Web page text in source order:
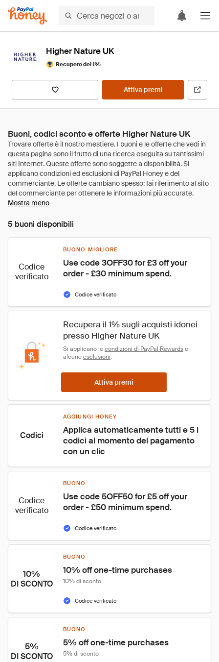
Higher Nature UK
Recupero del 1%
Attiva premi
Buoni, codici sconto e offerte Higher Nature UK
Mostra meno
5 buoni disponibili
Codice
verificato
BUONO MIGLIORE
Use code 3OFF30 for £3 off your
order - £30 minimum spend.
Codice verificato
Recupera il 1% sugli acquisti idonei
presso Higher Nature UK
Si applicano le condizioni di PayPal Rewards e
alcune esclusioni.
Attiva premi
Codici
AGGIUNGI HONEY
Applica automaticamente tutti e 5 i
codici al momento del pagamento
con un clic
Codice
verificato
BUONO
Use code 5OFF50 for £5 off your
order - £50 minimum spend.
Codice verificato
10%
DI SCONTO
BUONO
10% off one-time purchases
10% di sconto
Codice verificato
5%
DI SCONTO
BUONO
5% off one-time purchases
5% di sconto